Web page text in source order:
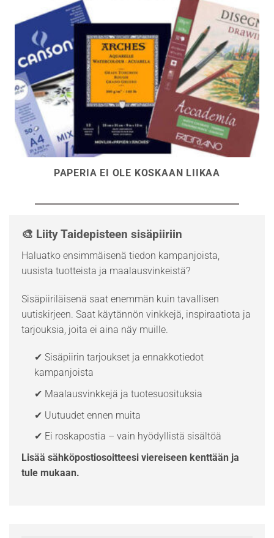
PAPERIA EI OLE KOSKAAN LIIKAA
🎨 Liity Taidepisteen sisäpiiriin
Haluatko ensimmäisenä tiedon kampanjoista,
uusista tuotteista ja maalausvinkeistä?
Sisäpiiriläisenä saat enemmän kuin tavallisen
uutiskirjeen. Saat käytännön vinkkejä, inspiraatiota ja
tarjouksia, joita ei aina näy muille.
✔ Sisäpiirin tarjoukset ja ennakkotiedot
kampanjoista
✔ Maalausvinkkejä ja tuotesuosituksia
✔ Uutuudet ennen muita
✔ Ei roskapostia – vain hyödyllistä sisältöä
Lisää sähköpostiosoitteesi viereiseen kenttään ja
tule mukaan.